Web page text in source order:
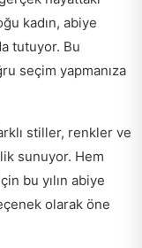
kadın, abiye
tutuyor. Bu
seçim yapmanıza
stiller, renkler ve
sunuyor. Hem
bu yılın abiye
olarak öne